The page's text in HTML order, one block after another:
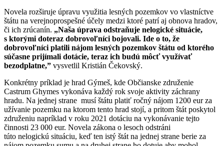
Novela rozširuje úpravu využitia lesných pozemkov vo vlastníctve
štátu na verejnoprospešné účely medzi ktoré patrí aj obnova hradov,
či ich zrúcanín. „Naša úprava odstraňuje nelogické situácie,
s ktorými doteraz dobrovoľníci bojovali. Ide o to, že
dobrovoľníci platili nájom lesných pozemkov štátu od ktorého
súčasne prijímali dotácie, teraz ich budú môcť využívať
bezodplatne,” vysvetlil Kristián Čekovský.
Konkrétny príklad je hrad Gýmeš, kde Občianske združenie
Castrum Ghymes vykonáva každý rok svoje aktivity záchrany
hradu. Na jednej strane musí štátu platiť ročný nájom 1200 eur za
užívanie pozemku na ktorom tento hrad stojí, a pritom štát poskytol
združeniu napríklad v roku 2021 dotáciu na vykonávanie tejto
činnosti 23 000 eur. Novela zákona o lesoch odstráni
túto nelogickú situáciu, keď ten istý štát na jednej strane berie za